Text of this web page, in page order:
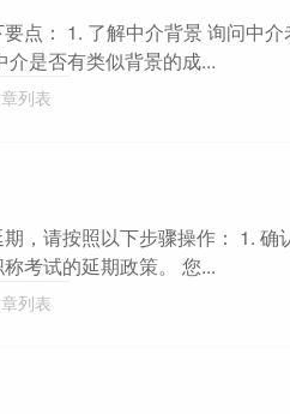
点： 1. 了解中介背景 询问中
是否有类似背景的成...
列表
，请按照以下步骤操作： 1. 确
考试的延期政策。 您...
列表